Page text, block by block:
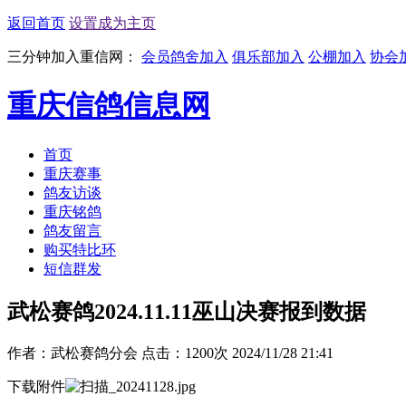
返回首页 设置成为主页
三分钟加入重信网： 会员鸽舍加入 俱乐部加入 公棚加入 协会
重庆信鸽信息网
首页
重庆赛事
鸽友访谈
重庆铭鸽
鸽友留言
购买特比环
短信群发
武松赛鸽2024.11.11巫山决赛报到数据
作者：武松赛鸽分会 点击：1200次 2024/11/28 21:41
下载附件